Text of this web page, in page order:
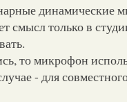
динамические
смысл только в
то микрофон
- для